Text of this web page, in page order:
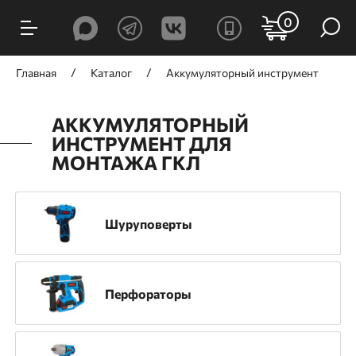
0
Главная Каталог Аккумуляторный инструмент
АККУМУЛЯТОРНЫЙ
ИНСТРУМЕНТ ДЛЯ
МОНТАЖА ГКЛ
ФИЛЬТРЫ
Цена, ₽
Производитель
GNG
Принцип действия
Шуруповерты
Перфораторы